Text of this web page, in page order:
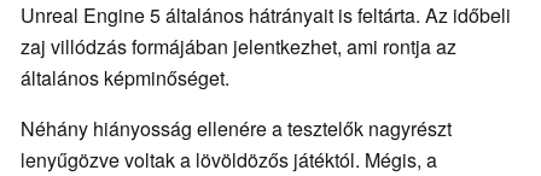
Unreal Engine 5 általános hátrányait is feltárta. Az időbeli
zaj villódzás formájában jelentkezhet, ami rontja az
általános képminőséget.
Néhány hiányosság ellenére a tesztelők nagyrészt
lenyűgözve voltak a lövöldözős játéktól. Mégis, a